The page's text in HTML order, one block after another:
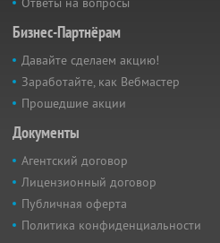
Бизнес-Партнёрам
Давайте сделаем акцию!
Заработайте, как Вебмастер
Прошедшие акции
Документы
Агентский договор
Лицензионный договор
Публичная оферта
Политика конфиденциальности